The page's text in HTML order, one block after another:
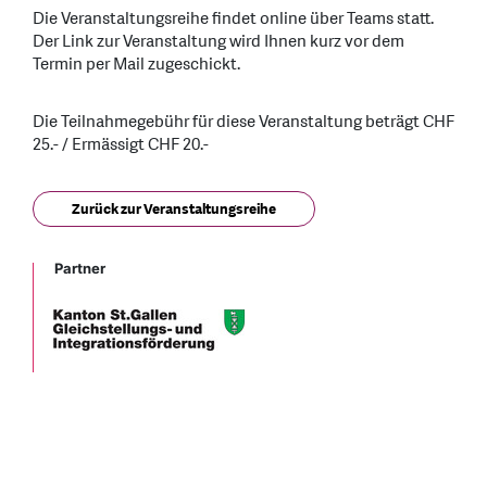
Die Veranstaltungsreihe findet online über Teams statt.
Der Link zur Veranstaltung wird Ihnen kurz vor dem
Termin per Mail zugeschickt.
Die Teilnahmegebühr für diese Veranstaltung beträgt CHF
25.- / Ermässigt CHF 20.-
Zurück zur Veranstaltungsreihe
Partner